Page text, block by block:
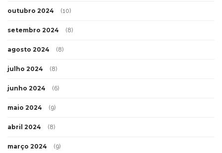
outubro 2024 (10)
setembro 2024 (8)
agosto 2024 (8)
julho 2024 (8)
junho 2024 (6)
maio 2024 (9)
abril 2024 (8)
março 2024 (9)